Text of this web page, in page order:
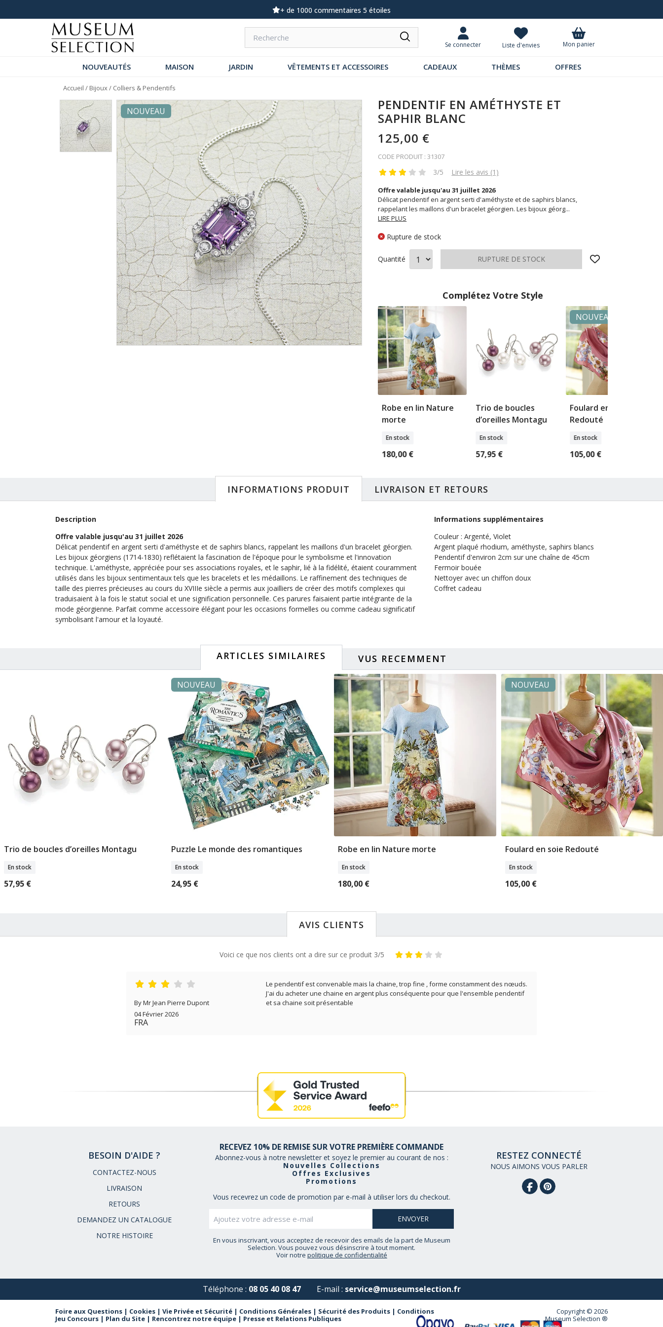
Demandez notre dernier catalogue
Se connecter Liste d'envies Mon panier
NOUVEAUTÉS MAISON JARDIN VÊTEMENTS ET ACCESSOIRES CADEAUX THÈMES OFFRES
Accueil / Bijoux/ Colliers & Pendentifs
NOUVEAU
PENDENTIF EN AMÉTHYSTE ET
SAPHIR BLANC
125,00 €
CODE PRODUIT : 31307
3/5 Lire les avis (1)
Offre valable jusqu'au 31 juillet 2026
Délicat pendentif en argent serti d'améthyste et de saphirs blancs,
rappelant les maillons d'un bracelet géorgien. Les bijoux géorg...
LIRE PLUS
Rupture de stock
Quantité
Complétez Votre Style
NOUVEAU NOUVEAU
Robe en lin Nature
morte
En stock
180,00 €
Trio de boucles
d’oreilles Montagu
En stock
57,95 €
NOUVEAU
Foulard en soie
Redouté
En stock
105,00 €
INFORMATIONS PRODUIT
Description
Offre valable jusqu'au 31 juillet 2026
Délicat pendentif en argent serti d'améthyste et de saphirs blancs, rappelant les maillons d'un bracelet géorgien.
Les bijoux géorgiens (1714-1830) reflétaient la fascination de l'époque pour le symbolisme et l'innovation
technique. L'améthyste, appréciée pour ses associations royales, et le saphir, lié à la fidélité, étaient couramment
utilisés dans les bijoux sentimentaux tels que les bracelets et les médaillons. Le raffinement des techniques de
taille des pierres précieuses au cours du XVIIIe siècle a permis aux joailliers de créer des motifs complexes qui
traduisaient à la fois le statut social et une signification personnelle. Ces parures faisaient partie intégrante de la
mode géorgienne. Parfait comme accessoire élégant pour les occasions formelles ou comme cadeau significatif
symbolisant l'amour et la loyauté.
Informations supplémentaires
Couleur : Argenté, Violet
Argent plaqué rhodium, améthyste, saphirs blancs
Pendentif d'environ 2cm sur une chaîne de 45cm
Fermoir bouée
Nettoyer avec un chiffon doux
Coffret cadeau
LIVRAISON ET RETOURS
ARTICLES SIMILAIRES VUS RECEMMENT
Ajouter Au Panier
Trio de boucles d’oreilles Montagu
En stock
57,95 €
NOUVEAU
Ajouter Au Panier
Puzzle Le monde des romantiques
En stock
24,95 €
Sélectionner Tailles
Robe en lin Nature morte
En stock
180,00 €
NOUVEAU
Ajouter Au Panier
Foulard en soie Redouté
En stock
105,00 €
AVIS CLIENTS
Voici ce que nos clients ont a dire sur ce produit 3/5
By Mr Jean Pierre Dupont
04 Février 2026
FRA
Le pendentif est convenable mais la chaine, trop fine , forme constamment des nœuds.
J'ai du acheter une chaine en argent plus conséquente pour que l'ensemble pendentif
et sa chaine soit présentable
RECEVEZ 10% DE REMISE SUR VOTRE PREMIÈRE COMMANDE
Abonnez-vous à notre newsletter et soyez le premier au courant de nos :
Nouvelles Collections
Offres Exclusives
Promotions
Vous recevrez un code de promotion par e-mail à utiliser lors du checkout.
En vous inscrivant, vous acceptez de recevoir des emails de la part de Museum
Selection. Vous pouvez vous désinscrire à tout moment.
Voir notre politique de confidentialité
RESTEZ CONNECTÉ
NOUS AIMONS VOUS PARLER
BESOIN D'AIDE ?
CONTACTEZ-NOUS
LIVRAISON
RETOURS
DEMANDEZ UN CATALOGUE
NOTRE HISTOIRE
Téléphone : 08 05 40 08 47 E-mail : service@museumselection.fr
Foire aux Questions | Cookies | Vie Privée et Sécurité | Conditions Générales | Sécurité des Produits | Conditions
Jeu Concours | Plan du Site | Rencontrez notre équipe | Presse et Relations Publiques
Copyright © 2026
Museum Selection ®